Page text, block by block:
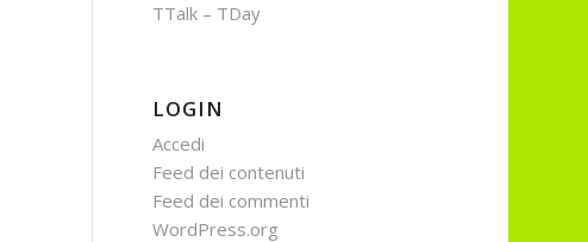
TTalk – TDay
LOGIN
Accedi
Feed dei contenuti
Feed dei commenti
WordPress.org